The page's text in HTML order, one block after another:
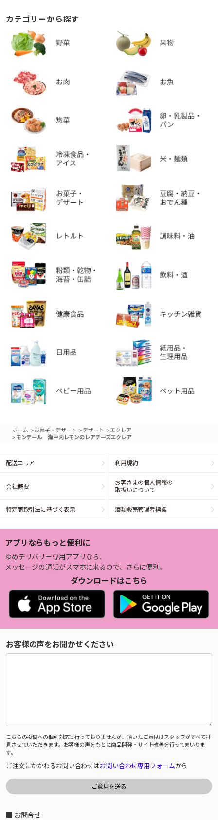
カテゴリーから探す
ホーム >お菓子・デザート > デザート >エクレア
> モンテール 瀬戸内レモンのレアチーズエクレア
配送エリア 利用規約
会社概要
お客さまの個人情報の
取扱いについて
特定商取引法に基づく表示 酒類販売管理者標識
アプリならもっと便利に
ゆめデリバリー専用アプリなら、
メッセージの通知がスマホに来るので、さらに便利。
ダウンロードはこちら
お客様の声をお聞かせください
こちらの投稿への個別対応は行っておりませんが、頂いたご意見はスタッフがすべて拝
見させていただきます。お客様の声をもとに商品開発・サイト改善を行ってまいりま
す。
ご注文にかかわるお問い合わせはお問い合わせ専用フォームから
■ お問合せ